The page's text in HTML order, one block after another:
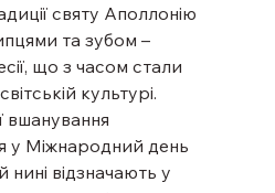
святу Аполлонію
та зубом –
що з часом стали
культурі.
вшанування
у Міжнародний день
нині відзначають у